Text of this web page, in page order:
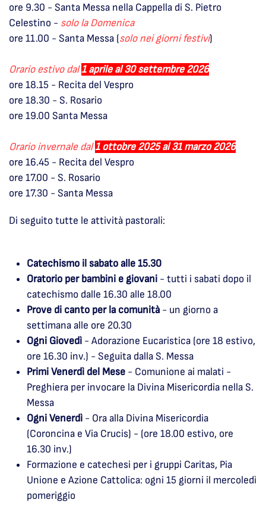
ore 9.30 - Santa Messa nella Cappella di S. Pietro
Celestino - solo la Domenica
ore 11.00 - Santa Messa (solo nei giorni festivi)
Orario estivo dal1 aprile al 30 settembre 2026
ore 18.15 - Recita del Vespro
ore 18.30 - S. Rosario
ore 19.00 Santa Messa
Orario invernale dal1 ottobre 2025 al 31 marzo 2026
ore 16.45 - Recita del Vespro
ore 17.00 - S. Rosario
ore 17.30 - Santa Messa
Di seguito tutte le attività pastorali:
Catechismo il sabato alle 15.30
Oratorio per bambini e giovani - tutti i sabati dopo il
catechismo dalle 16.30 alle 18.00
Prove di canto per la comunità - un giorno a
settimana alle ore 20.30
Ogni Giovedì - Adorazione Eucaristica (ore 18 estivo,
ore 16.30 inv.) - Seguita dalla S. Messa
Primi Venerdì del Mese - Comunione ai malati -
Preghiera per invocare la Divina Misericordia nella S.
Messa
Ogni Venerdì - Ora alla Divina Misericordia
(Coroncina e Via Crucis) - (ore 18.00 estivo, ore
16.30 inv.)
Formazione e catechesi per i gruppi Caritas, Pia
Unione e Azione Cattolica: ogni 15 giorni il mercoledì
pomeriggio